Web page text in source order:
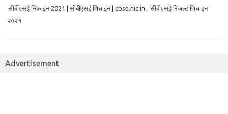
सीबीएसई निक इन 2021 | सीबीएसई णिच इन | cbse.nic.in , सीबीएसई रिजल्ट णिच इन
२०२१
Advertisement